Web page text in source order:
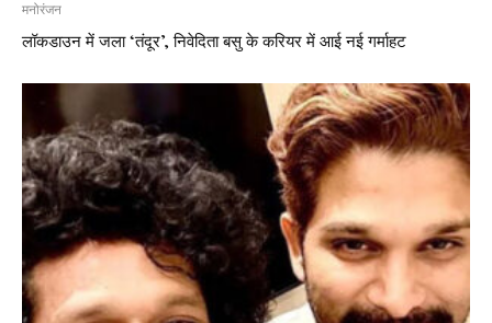
मनोरंजन
लॉकडाउन में जला ‘तंदूर’, निवेदिता बसु के करियर में आई नई गर्माहट